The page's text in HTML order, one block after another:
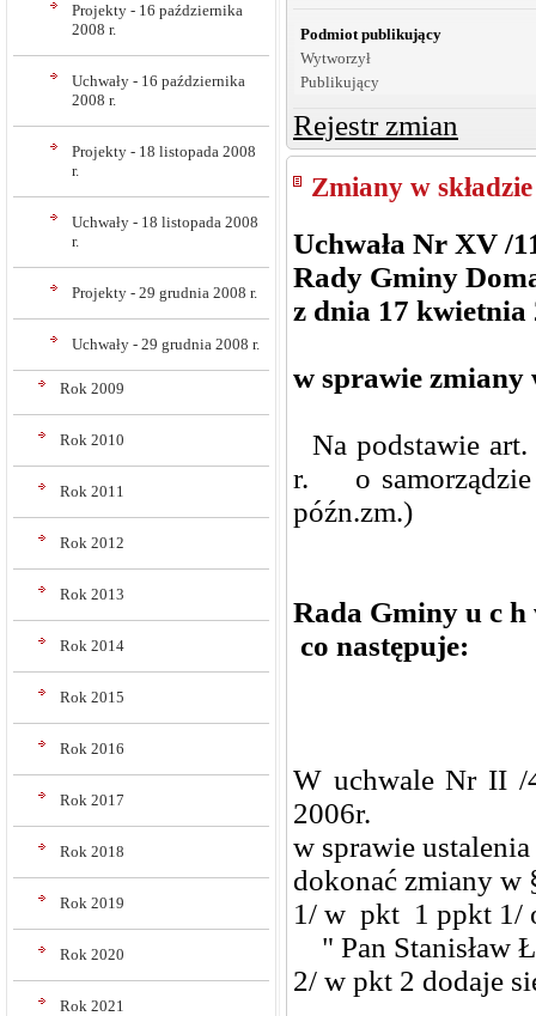
Projekty - 16 października
2008 r.
Uchwały - 16 października
2008 r.
Projekty - 18 listopada 2008
r.
Uchwały - 18 listopada 2008
r.
Projekty - 29 grudnia 2008 r.
Uchwały - 29 grudnia 2008 r.
Rok 2009
Rok 2010
Rok 2011
Rok 2012
Rok 2013
Rok 2014
Rok 2015
Rok 2016
Rok 2017
Rok 2018
Rok 2019
Rok 2020
Rok 2021
Podmiot publikujący
Wytworzył
Publikujący
Rejestr zmian
Zmiany w
Uchwała Nr XV /
Rady Gminy
z dnia 17 kwietnia
w sprawie zmiany
Na podstawie
r. o samorządzie
późn.zm.)
Rada Gminy u c h
co następuje:
W uchwale Nr II /
2006r.
w sprawie
dokonać zmiany w
1/ w pkt 1 ppkt 1/
" Pan Stanisław
2/ w pkt 2 dodaje